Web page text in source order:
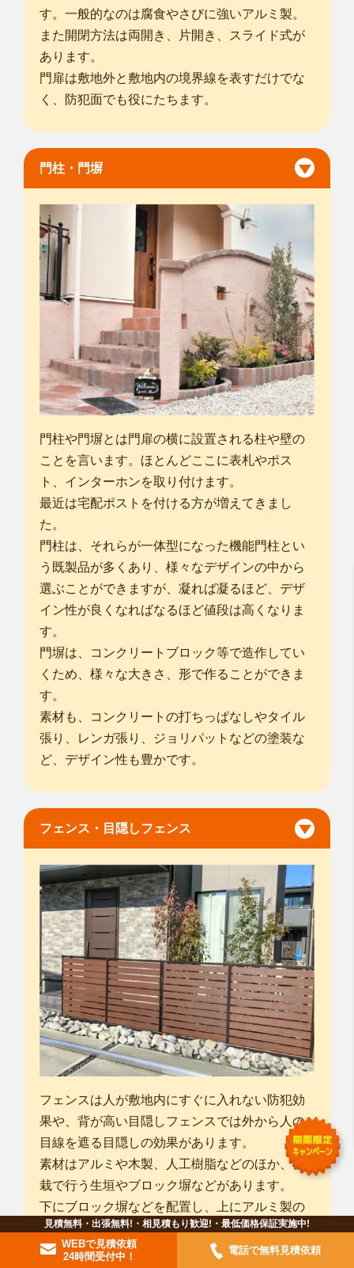
す。一般的なのは腐食やさびに強いアルミ製。
また開閉方法は両開き、片開き、スライド式が
あります。
門扉は敷地外と敷地内の境界線を表すだけでな
く、防犯面でも役にたちます。
門柱・門塀
門柱や門塀とは門扉の横に設置される柱や壁の
ことを言います。ほとんどここに表札やポス
ト、インターホンを取り付けます。
最近は宅配ポストを付ける方が増えてきまし
た。
門柱は、それらが一体型になった機能門柱とい
う既製品が多くあり、様々なデザインの中から
選ぶことができますが、凝れば凝るほど、デザ
イン性が良くなればなるほど値段は高くなりま
す。
門塀は、コンクリートブロック等で造作してい
くため、様々な大きさ、形で作ることができま
す。
素材も、コンクリートの打ちっぱなしやタイル
張り、レンガ張り、ジョリパットなどの塗装な
ど、デザイン性も豊かです。
フェンス・目隠しフェンス
フェンスは人が敷地内にすぐに入れない防犯効
果や、背が高い目隠しフェンスでは外から人の
目線を遮る目隠しの効果があります。
素材はアルミや木製、人工樹脂などのほか、植
栽で行う生垣やブロック塀などがあります。
下にブロック塀などを配置し、上にアルミ製の
柵などを組みあわせることも多いです。
ただし、目隠しフェンスの場合は、ブロック上
見積無料・出張無料!・相見積もり歓迎!・最低価格保証実施中!
WEBで見積依頼
24時間受付中！
電話で無料見積依頼